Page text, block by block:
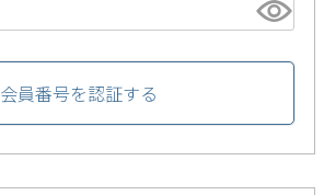
会員番号を認証する